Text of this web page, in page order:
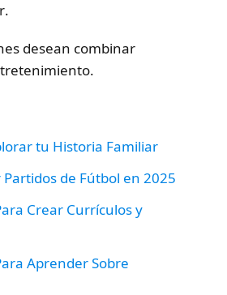
desean combinar
tu Historia Familiar
Partidos de Fútbol en 2025
Crear Currículos y
Aprender Sobre